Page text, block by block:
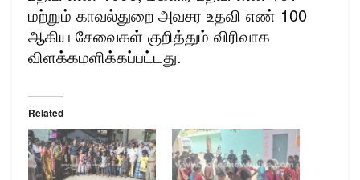
மற்றும் காவல்துறை அவசர உதவி எண் 100
ஆகிய சேவைகள் குறித்தும் விரிவாக
விளக்கமளிக்கப்பட்டது.
Related